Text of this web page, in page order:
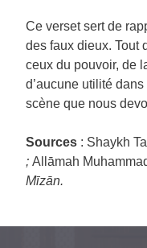
Ce verset sert de
des faux dieux. Tout
ceux du pouvoir, de
d’aucune utilité
scène que nous
Sources : Shaykh
; Allāmah
Mīzān.